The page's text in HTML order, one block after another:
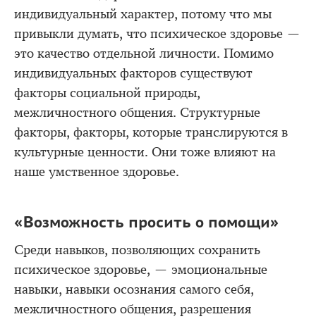
индивидуальный характер, потому что мы
привыкли думать, что психическое здоровье —
это качество отдельной личности. Помимо
индивидуальных факторов существуют
факторы социальной природы,
межличностного общения. Структурные
факторы, факторы, которые транслируются в
культурные ценности. Они тоже влияют на
наше умственное здоровье.
«Возможность просить о помощи»
Среди навыков, позволяющих сохранить
психическое здоровье, — эмоциональные
навыки, навыки осознания самого себя,
межличностного общения, разрешения